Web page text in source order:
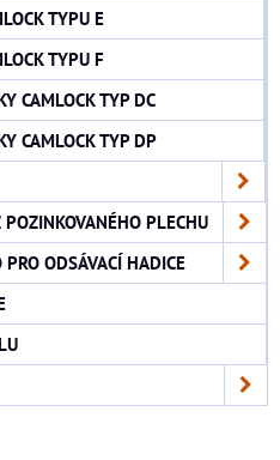
TYPU E
TYPU F
CAMLOCK TYP DC
CAMLOCK TYP DP
PLECHU
ODSÁVACÍ HADICE